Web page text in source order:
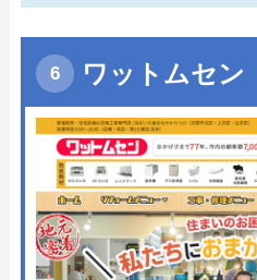
ワットムセン